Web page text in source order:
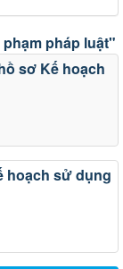
pháp luật"
sơ Kế hoạch
hoạch sử dụng